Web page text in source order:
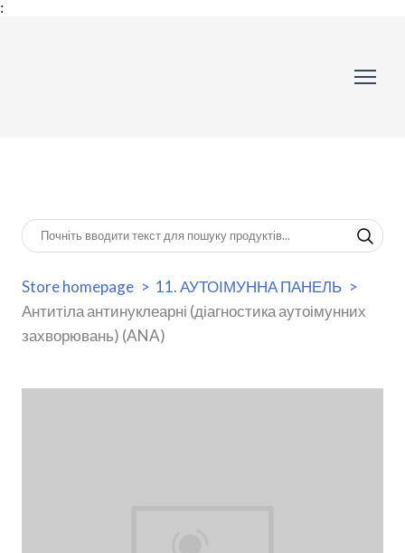
:
Store homepage
11. АУТОІМУННА ПАНЕЛЬ
Антитіла антинуклеарні (діагностика аутоімунних
захворювань) (ANA)